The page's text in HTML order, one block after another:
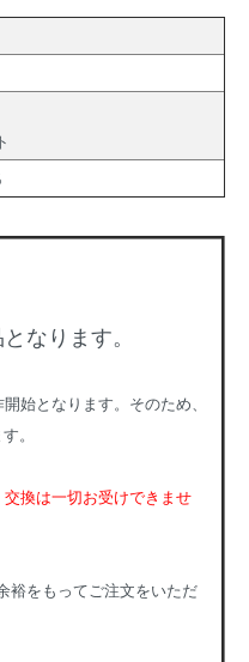
なります。
始となります。そのため、
。
換は一切お受けできませ
裕をもってご注文をいただ